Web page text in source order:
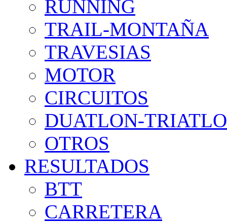
RUNNING
TRAIL-MONTAÑA
TRAVESIAS
MOTOR
CIRCUITOS
DUATLON-
OTROS
RESULTADOS
BTT
CARRETERA